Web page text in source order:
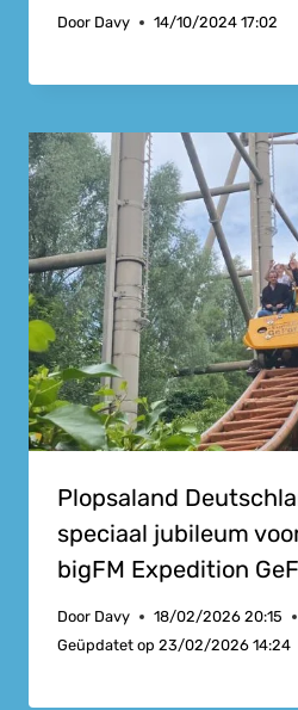
Door Davy 14/10/2024 17:02
Plopsaland
speciaal jubileum
bigFM Expedition
Door Davy
18/02/2026 20:15
Geüpdatet op 23/02/2026 14:24